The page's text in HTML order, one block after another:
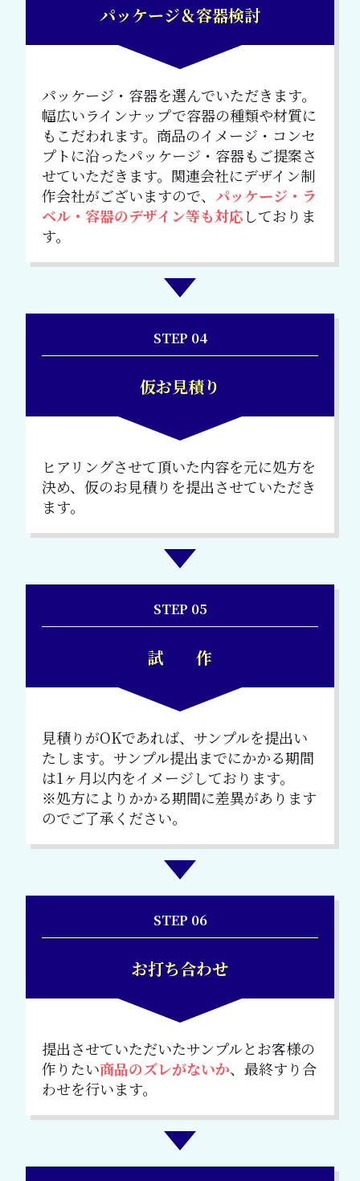
パッケージ＆容器検討
パッケージ・容器を選んでいただきます。
幅広いラインナップで容器の種類や材質に
もこだわれます。商品のイメージ・コンセ
プトに沿ったパッケージ・容器もご提案さ
せていただきます。関連会社にデザイン制
作会社がございますので、 パッケージ・ラ
ベル・容器のデザイン等も対応しておりま
す。
STEP 04
仮お見積り
ヒアリングさせて頂いた内容を元に処方を
決め、仮のお見積りを提出させていただき
ます。
STEP 05
試 作
見積りがOKであれば、サンプルを提出い
たします。サンプル提出までにかかる期間
は1ヶ月以内をイメージしております。
※処方によりかかる期間に差異があります
のでご了承ください。
STEP 06
お打ち合わせ
提出させていただいたサンプルとお客様の
作りたい商品のズレがないか、最終すり合
わせを行います。